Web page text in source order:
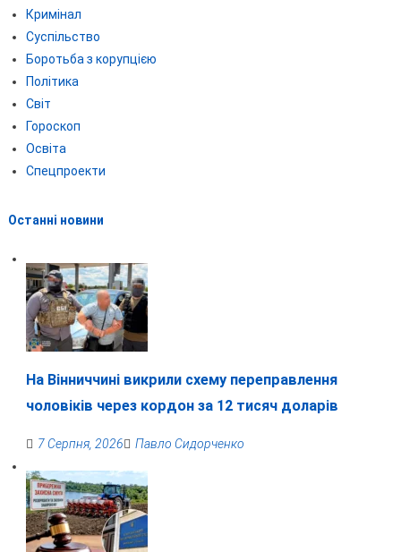
Кримінал
Суспільство
Боротьба з корупцією
Політика
Світ
Гороскоп
Освіта
Спецпроекти
Останні новини
На Вінниччині викрили схему переправлення
чоловіків через кордон за 12 тисяч доларів
7 Серпня, 2026 Павло Сидорченко